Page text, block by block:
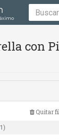
con
Quitar